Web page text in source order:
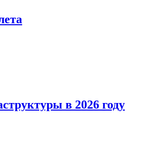
в 2026 году